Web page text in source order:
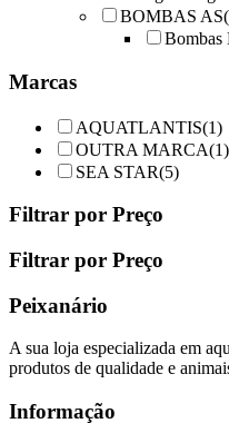
BOMBAS AS
Bombas
Marcas
AQUATLANTIS(1)
OUTRA MARCA(1)
SEA STAR(5)
Filtrar por Preço
Filtrar por Preço
Peixanário
A sua loja especializada em
produtos de qualidade e
Informação